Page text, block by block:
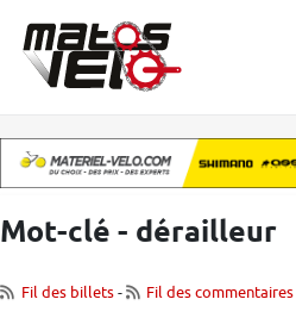
Mot-clé - dérailleur
Fil des billets- Fil des commentaires